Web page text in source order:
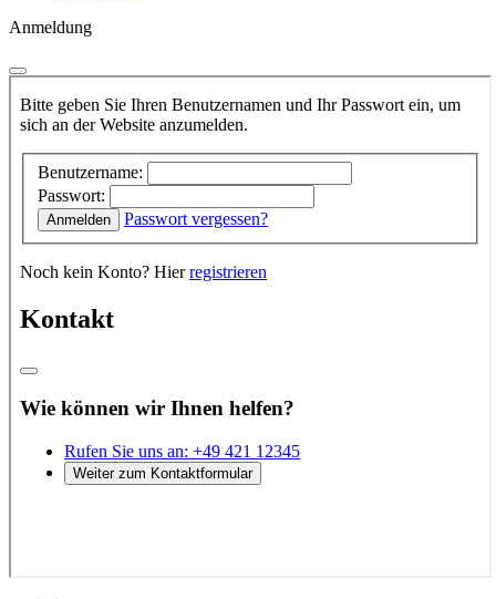
Anmeldung